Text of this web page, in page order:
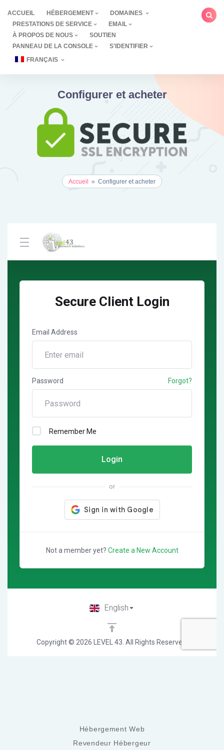
au
contenu
ACCUEIL HÉBERGEMENT
DOMAINES
PRESTATIONS DE SERVICE
EMAIL
À PROPOS DE NOUS
SOUTIEN
PANNEAU DE LA CONSOLE
S'IDENTIFIER
FRANÇAIS
Configurer et acheter
Accueil » Configurer et acheter
Hébergement Web
Revendeur Hébergeur